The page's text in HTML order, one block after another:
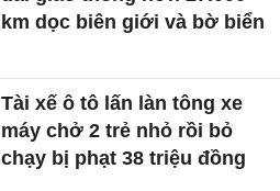
km dọc biên giới và bờ biển
Tài xế ô tô lấn làn tông xe
máy chở 2 trẻ nhỏ rồi bỏ
chạy bị phạt 38 triệu đồng